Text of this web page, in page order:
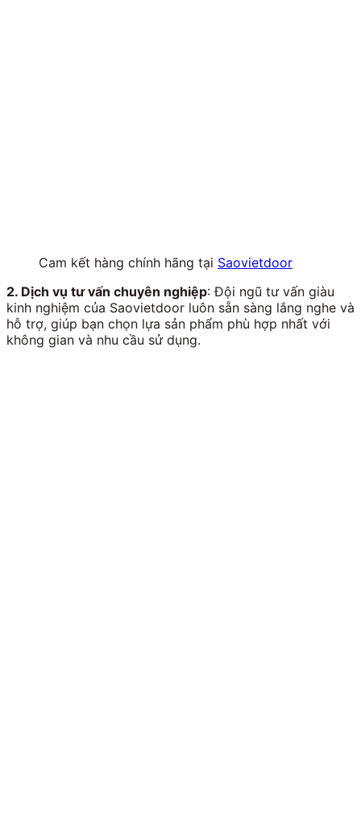
Cam kết hàng chính hãng tại Saovietdoor
2. Dịch vụ tư vấn chuyên nghiệp: Đội ngũ tư vấn giàu
kinh nghiệm của Saovietdoor luôn sẵn sàng lắng nghe và
hỗ trợ, giúp bạn chọn lựa sản phẩm phù hợp nhất với
không gian và nhu cầu sử dụng.